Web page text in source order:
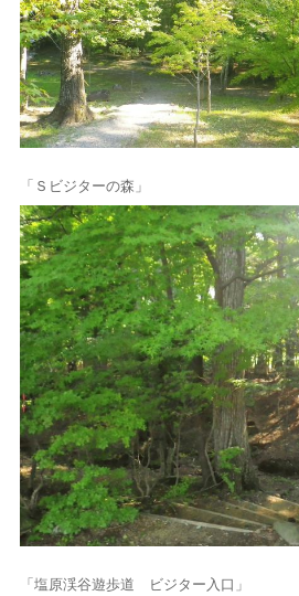
「Ｓビジターの森」
「塩原渓谷遊歩道 ビジター入口」